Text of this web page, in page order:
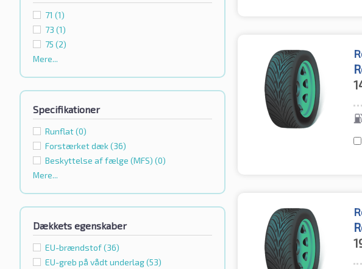
71 (1)
73 (1)
75 (2)
Mere...
Specifikationer
Runflat(0)
Forstærket dæk (36)
Beskyttelse af fælge (MFS) (0)
Mere...
Dækkets egenskaber
EU-brændstof(36)
EU-greb på vådt underlag(53)